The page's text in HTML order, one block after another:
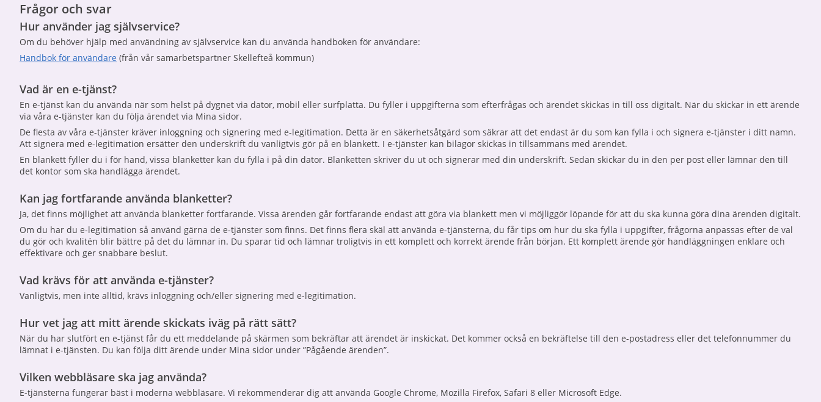
Frågor och svar
Hur använder jag självservice?
Om du behöver hjälp med användning av självservice kan du använda handboken för användare:
Handbok för användare (från vår samarbetspartner Skellefteå kommun)
Vad är en e-tjänst?
En e-tjänst kan du använda när som helst på dygnet via dator, mobil eller surfplatta. Du fyller i uppgifterna som efterfrågas och ärendet skickas in till oss digitalt. När du skickar in ett ärende
via våra e-tjänster kan du följa ärendet via Mina sidor.
De flesta av våra e-tjänster kräver inloggning och signering med e-legitimation. Detta är en säkerhetsåtgärd som säkrar att det endast är du som kan fylla i och signera e-tjänster i ditt namn.
Att signera med e-legitimation ersätter den underskrift du vanligtvis gör på en blankett. I e-tjänster kan bilagor skickas in tillsammans med ärendet.
En blankett fyller du i för hand, vissa blanketter kan du fylla i på din dator. Blanketten skriver du ut och signerar med din underskrift. Sedan skickar du in den per post eller lämnar den till
det kontor som ska handlägga ärendet.
Kan jag fortfarande använda blanketter?
Ja, det finns möjlighet att använda blanketter fortfarande. Vissa ärenden går fortfarande endast att göra via blankett men vi möjliggör löpande för att du ska kunna göra dina ärenden digitalt.
Om du har du e-legitimation så använd gärna de e-tjänster som finns. Det finns flera skäl att använda e-tjänsterna, du får tips om hur du ska fylla i uppgifter, frågorna anpassas efter de val
du gör och kvalitén blir bättre på det du lämnar in. Du sparar tid och lämnar troligtvis in ett komplett och korrekt ärende från början. Ett komplett ärende gör handläggningen enklare och
effektivare och ger snabbare beslut.
Vad krävs för att använda e-tjänster?
Vanligtvis, men inte alltid, krävs inloggning och/eller signering med e-legitimation.
Hur vet jag att mitt ärende skickats iväg på rätt sätt?
När du har slutfört en e-tjänst får du ett meddelande på skärmen som bekräftar att ärendet är inskickat. Det kommer också en bekräftelse till den e-postadress eller det telefonnummer du
lämnat i e-tjänsten. Du kan följa ditt ärende under Mina sidor under ”Pågående ärenden”.
Vilken webbläsare ska jag använda?
E-tjänsterna fungerar bäst i moderna webbläsare. Vi rekommenderar dig att använda Google Chrome, Mozilla Firefox, Safari 8 eller Microsoft Edge.